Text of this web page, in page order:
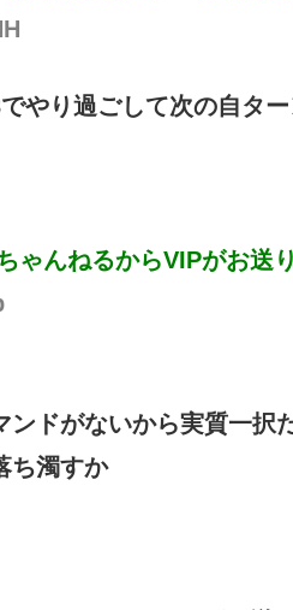
やり過ごして次の自タ
ゃんねるからVIPがお送
ンドがないから実質一択
ち濁すか